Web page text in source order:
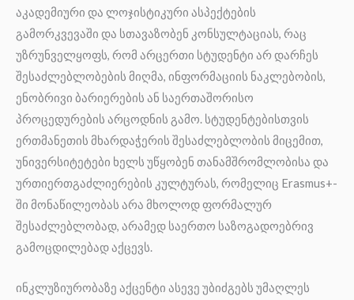
აკადემიური და ლოჯისტიკური ასპექტების
გამორკვევაში და სთავაზობენ კონსულტაციას, რაც
უზრუნველყოფს, რომ არცერთი სტუდენტი არ დარჩეს
შესაძლებლობების მიღმა, ინფორმაციის ნაკლებობის,
ენობრივი ბარიერების ან საერთაშორისო
პროცედურების არცოდნის გამო. სტუდენტებისთვის
ერთმანეთის მხარდაჭერის შესაძლებლობის მიცემით,
უნივერსიტეტები ხელს უწყობენ თანამშრომლობისა და
ურთიერთგაძლიერების კულტურას, რომელიც Erasmus+-
ში მონაწილეობას არა მხოლოდ ფორმალურ
შესაძლებლობად, არამედ საერთო საზოგადოებრივ
გამოცდილებად აქცევს.
ინკლუზიურობაზე აქცენტი ასევე უბიძგებს უმაღლეს